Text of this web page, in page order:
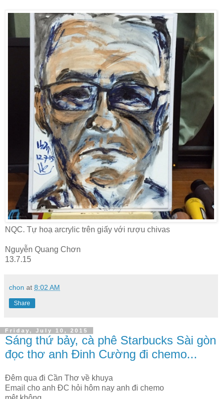
NQC. Tự hoạ arcrylic trên giấy với rượu chivas
Nguyễn Quang Chơn
13.7.15
chon at 8:02 AM
Share
Friday, July 10, 2015
Sáng thứ bảy, cà phê Starbucks Sài gòn
đọc thơ anh Đinh Cường đi chemo...
Đêm qua đi Cần Thơ về khuya
Email cho anh ĐC hỏi hôm nay anh đi chemo